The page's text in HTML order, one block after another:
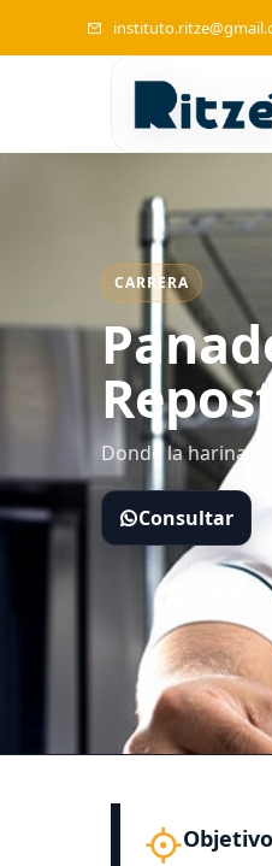
Instituto Ritzé
CARRERA
Donde la harina
Consultar